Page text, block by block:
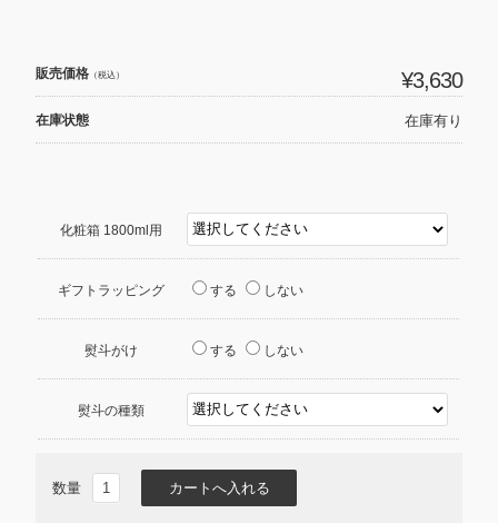
販売価格 （税込） ¥3,630
在庫状態 在庫有り
化粧箱 1800ml用
ギフトラッピング する しない
熨斗がけ する しない
熨斗の種類
数量